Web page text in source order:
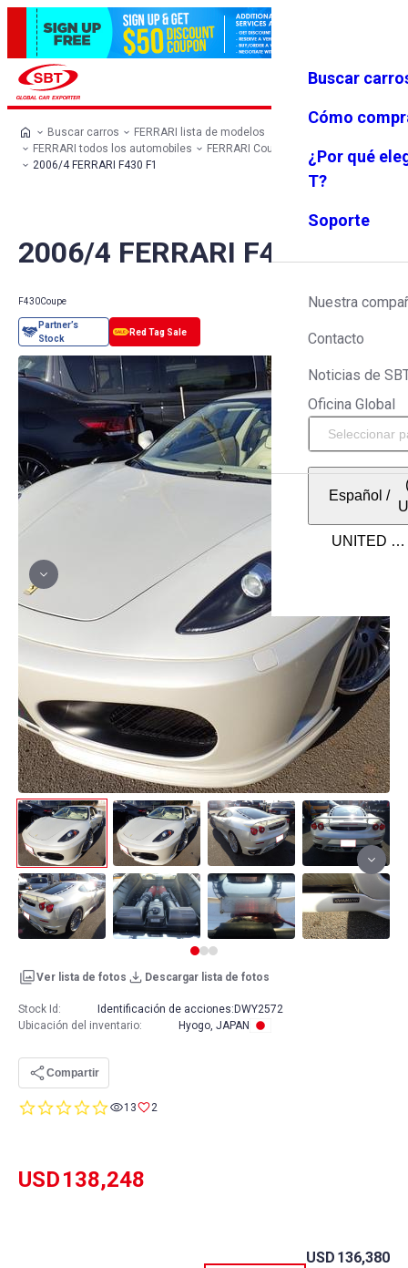
Favoritos Menú
Buscar
Cómo
¿Por qué
T?
Soporte
Nuestra
Contacto
Noticias de
Oficina Global
Español /
Buscar carros
FERRARI lista de modelos
FERRARI todos los automobiles
FERRARI Coupe
FERRARI F430
2006/4 FERRARI F430 F1
2006/4 FERRARI F430 F1
F430Coupe
Ver lista de fotos Descargar lista de fotos
0.013 2
USD138,248
USD 136,380
Stock Id: Identificación de acciones: DWY2572
Ubicación del inventario: Hyogo, JAPAN
Compartir